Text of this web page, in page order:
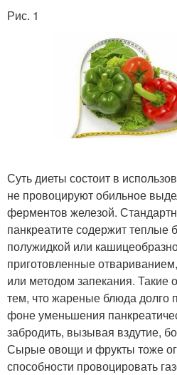
Рис. 1
Суть диеты состоит в
не провоцируют обильное
ферментов железой.
панкреатите содержит теплые
полужидкой или
приготовленные
или методом запекания. Такие
тем, что жареные блюда долго
фоне уменьшения
забродить, вызывая вздутие,
Сырые овощи и фрукты тоже
способности провоцировать